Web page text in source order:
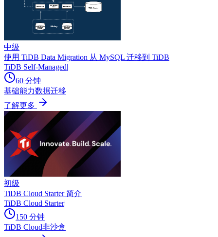
中级
使用 TiDB Data Migration 从 MySQL 迁移到 TiDB
TiDB Self-Managed
60 分钟
基础能力数据迁移
了解更多
初级
TiDB Cloud Starter 简介
TiDB Cloud Starter|
150 分钟
TiDB Cloud非沙盒